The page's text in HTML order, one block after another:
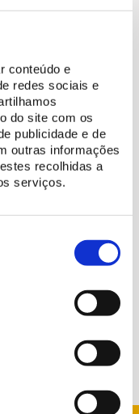
conteúdo e
redes sociais e
do site com os
publicidade e de
outras informações
recolhidas a
serviços.